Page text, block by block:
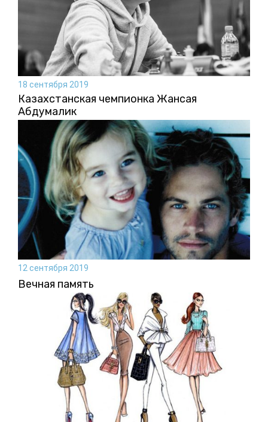
18 сентября 2019
Казахстанская чемпионка Жансая
Абдумалик
12 сентября 2019
Вечная память